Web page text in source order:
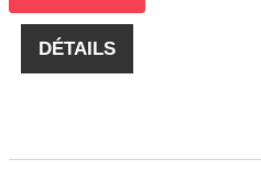
DÉTAILS